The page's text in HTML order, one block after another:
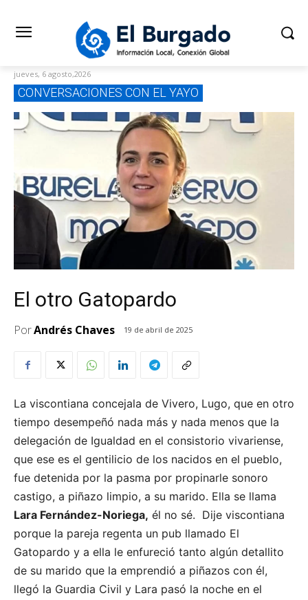
jueves, 6 agosto,2026
CONVERSACIONES CON EL YAYO
El otro Gatopardo
PorAndrés Chaves 19 de abril de 2025
La viscontiana concejala de Vivero, Lugo, que en otro
tiempo desempeñó nada más y nada menos que la
delegación de Igualdad en el consistorio vivariense,
que ese es el gentilicio de los nacidos en el pueblo,
fue detenida por la pasma por propinarle sonoro
castigo, a piñazo limpio, a su marido. Ella se llama
Lara Fernández-Noriega, él no sé. Dije viscontiana
porque la pareja regenta un pub llamado El
Gatopardo y a ella le enfureció tanto algún detallito
de su marido que la emprendió a piñazos con él,
llegó la Guardia Civil y Lara pasó la noche en el